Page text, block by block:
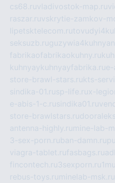
cs68.ruvladivostok-map.ru
raszar.ruvskrytie-zamkov-
lipetsktelecom.ru
seksuzb.ru
fabrikaofabrikaokuhny.ru
kuhnyaykuhnyayfabrika.rue-
store-brawl-stars.rukts-
sindika-01.rusp-life.rux-
e-abis-1-c.rusindika01.ru
store-brawlstars.ru
antenna-highly.ru mine-lab-
3-sex-porn.ruban-damn.ru
viagra-tablet.rufasbags.ru
fincontech.ru3sexporn.ru
rebus-toys.ru minelab-msk.ru